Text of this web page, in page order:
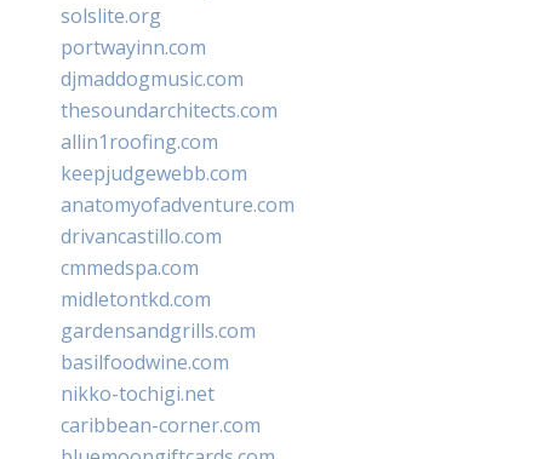
solslite.org
portwayinn.com
djmaddogmusic.com
thesoundarchitects.com
allin1roofing.com
keepjudgewebb.com
anatomyofadventure.com
drivancastillo.com
cmmedspa.com
midletontkd.com
gardensandgrills.com
basilfoodwine.com
nikko-tochigi.net
caribbean-corner.com